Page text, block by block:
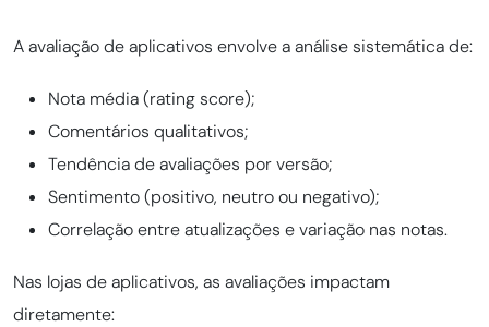
A avaliação de aplicativos envolve a análise sistemática de:
Nota média (rating score);
Comentários qualitativos;
Tendência de avaliações por versão;
Sentimento (positivo, neutro ou negativo);
Correlação entre atualizações e variação nas notas.
Nas lojas de aplicativos, as avaliações impactam
diretamente: